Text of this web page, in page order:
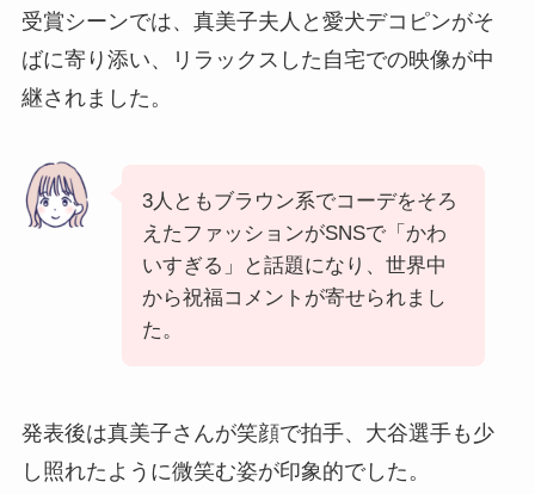
受賞シーンでは、真美子夫人と愛犬デコピンがそ
ばに寄り添い、リラックスした自宅での映像が中
継されました。
3人ともブラウン系でコーデをそろ
えたファッションがSNSで「かわ
いすぎる」と話題になり、世界中
から祝福コメントが寄せられまし
た。
発表後は真美子さんが笑顔で拍手、大谷選手も少
し照れたように微笑む姿が印象的でした。